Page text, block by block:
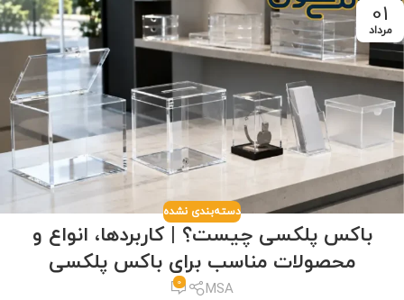
01
مرداد
دسته‌بندی نشده
باکس پلکسی چیست؟ | کاربردها، انواع و
محصولات مناسب برای باکس پلکسی
MSA
0